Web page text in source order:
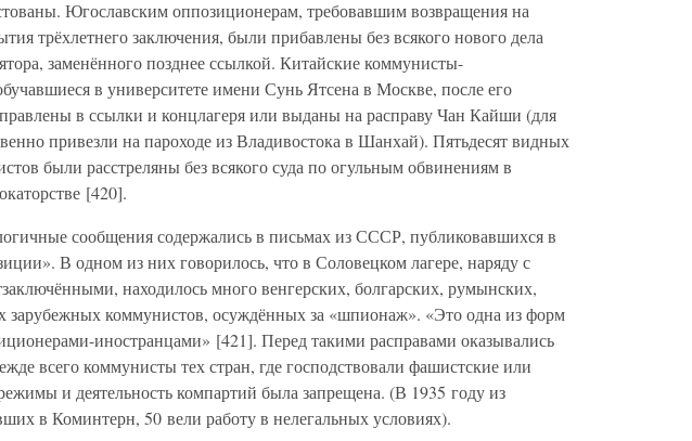
Югославским оппозиционерам, требовавшим возвращения на
трёхлетнего заключения, были прибавлены без всякого нового дела
заменённого позднее ссылкой. Китайские коммунисты-
в университете имени Сунь Ятсена в Москве, после его
в ссылки и концлагеря или выданы на расправу Чан Кайши (для
привезли на пароходе из Владивостока в Шанхай). Пятьдесят видных
были расстреляны без всякого суда по огульным обвинениям в
[420].
сообщения содержались в письмах из СССР, публиковавшихся в
В одном из них говорилось, что в Соловецком лагере, наряду с
находилось много венгерских, болгарских, румынских,
зарубежных коммунистов, осуждённых за «шпионаж». «Это одна из форм
иностранцами» [421]. Перед такими расправами оказывались
всего коммунисты тех стран, где господствовали фашистские или
и деятельность компартий была запрещена. (В 1935 году из
в Коминтерн, 50 вели работу в нелегальных условиях).